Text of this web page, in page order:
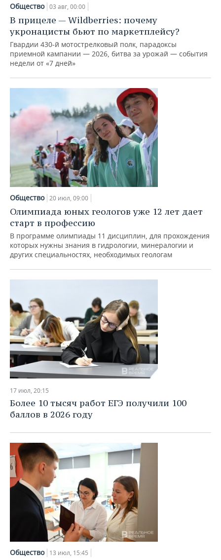
НЕФТЕХИМИЯ
НЕФТЬ
ОПК
РОЗНИЧНАЯ ТОРГОВЛЯ
ТРАНСПОРТ
УСЛУГИ
НОВОСТИ ТЕХНОЛОГИЙ
IT
МЕДИА
ТЕЛЕКОММУНИКАЦИИ
МЕРОПРИЯТИЯ
НОВОСТИ МЕРОПРИЯТИЙ
ВЫЕЗДНАЯ РЕДАКЦИЯ
БИЗНЕС-БРАНЧИ
ONLINE-КОНФЕРЕНЦИИ
ОТКРЫТАЯ ЛЕКЦИЯ
СПОРТ
НОВОСТИ СПОРТА
ФУТБОЛ
ХОККЕЙ
БАСКЕТБОЛ
ВОЛЕЙБОЛ
КИБЕРСПОРТ
ФИГУРНОЕ КАТАНИЕ
ВОДНЫЕ ВИДЫ СПОРТА
ХОККЕЙ С МЯЧОМ
ОБЩЕСТВО
НОВОСТИ ОБЩЕСТВА
ВЛАСТЬ
ИНФРАСТРУКТУРА
ИСТОРИЯ
КУЛЬТУРА
МЕДИЦИНА
ОБРАЗОВАНИЕ
ПРОИСШЕСТВИЯ
ФОТОГАЛЕРЕЯ
СЮЖЕТЫ
СПРАВОЧНИК
СПИСОК ПЕРСОН
СПИСОК КОМПАНИЙ
ПОЛНАЯ ВЕРСИЯ
Общество 03 авг, 00:00
В прицеле — Wildberries: почему
укронацисты бьют по маркетплейсу?
Гвардии 430-й мотострелковый полк, парадоксы
приемной кампании — 2026, битва за урожай — события
недели от «7 дней»
Общество 20 июл, 09:00
Олимпиада юных геологов уже 12 лет дает
старт в профессию
В программе олимпиады 11 дисциплин, для прохождения
которых нужны знания в гидрологии, минералогии и
других специальностях, необходимых геологам
17 июл, 20:15
Более 10 тысяч работ ЕГЭ получили 100
баллов в 2026 году
Общество 13 июл, 15:45